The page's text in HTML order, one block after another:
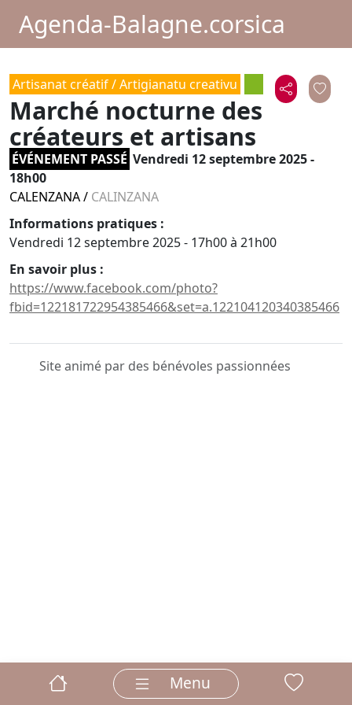
Agenda-Balagne.corsica
Artisanat créatif / Artigianatu creativu
Marché nocturne des
créateurs et artisans
ÉVÉNEMENT PASSÉ Vendredi 12 septembre 2025 -
18h00
CALENZANA/ CALINZANA
Informations pratiques :
Vendredi 12 septembre 2025 - 17h00 à 21h00
En savoir plus :
https://www.facebook.com/photo?
fbid=122181722954385466&set=a.122104120340385466
Site animé par des bénévoles passionnées
Menu